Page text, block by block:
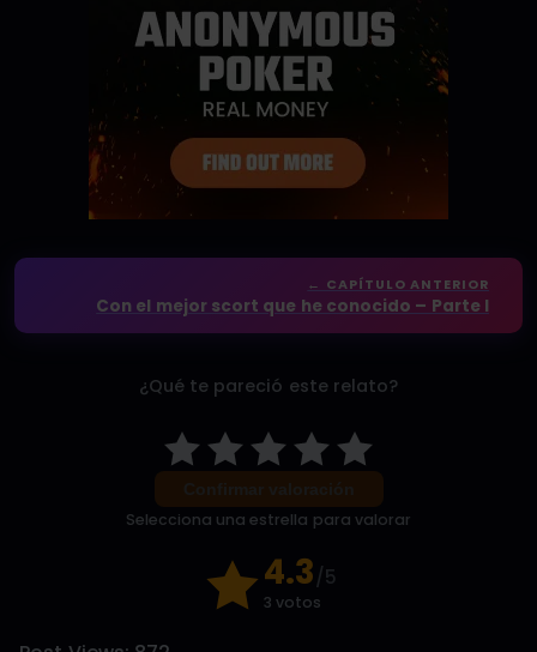
← CAPÍTULO ANTERIOR
Con el mejor scort que he conocido – Parte I
¿Qué te pareció este relato?
Selecciona una estrella para valorar
4.3/5
3 votos